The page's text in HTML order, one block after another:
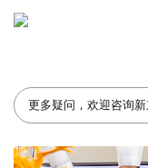
更多疑问，欢迎咨询新